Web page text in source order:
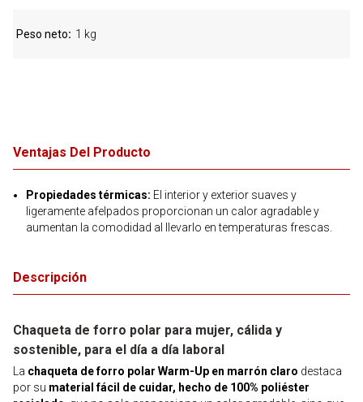
Ventajas Del Producto
Propiedades térmicas: El interior y exterior suaves y
ligeramente afelpados proporcionan un calor agradable y
aumentan la comodidad al llevarlo en temperaturas frescas.
Descripción
Chaqueta de forro polar para mujer, cálida y
sostenible, para el día a día laboral
La chaqueta de forro polar Warm-Up en marrón claro destaca
por su material fácil de cuidar, hecho de 100% poliéster
Peso neto 1 kg